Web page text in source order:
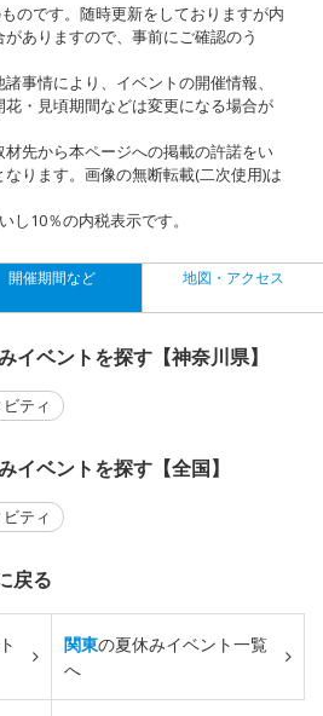
のです。随時更新をしておりますが内
ありますので、事前にご確認のう
事情により、イベントの開催情報、
・見頃期間などは変更になる場合が
先から本ページへの掲載の許諾をい
ります。画像の無断転載(二次使用)は
10％の内税表示です。
開催期間など 地図・アクセス
イベントを探す【神奈川県】
ティ
イベントを探す【全国】
ティ
戻る
関東の夏休みイベント一覧
へ